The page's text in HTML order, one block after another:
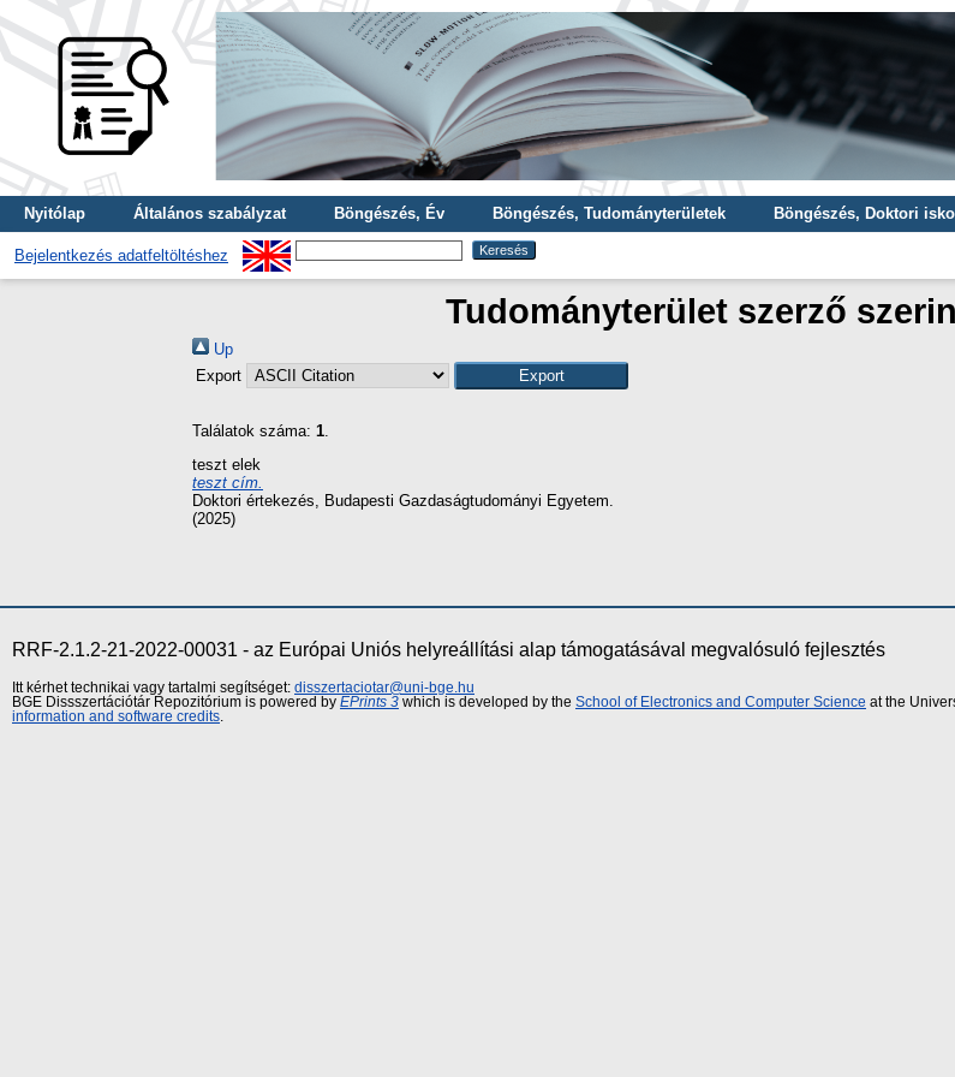
Nyitólap Általános szabályzat Böngészés, Év Böngészés, Tudományterületek Böngészés, Doktori
Bejelentkezés adatfeltöltéshez
Tudományterület szerző
Up
Export
Találatok száma: 1.
teszt elek
teszt cím.
Doktori értekezés , Budapesti Gazdaságtudományi Egyetem.
(2025)
RRF-2.1.2-21-2022-00031 - az Európai Uniós helyreállítási alap támogatásával megvalósuló fejlesztés
Itt kérhet technikai vagy tartalmi segítséget: disszertaciotar@uni-bge.hu
BGE Dissszertációtár Repozitórium is powered by EPrints 3 which is developed by the School of Electronics and Computer Science at the
information and software credits